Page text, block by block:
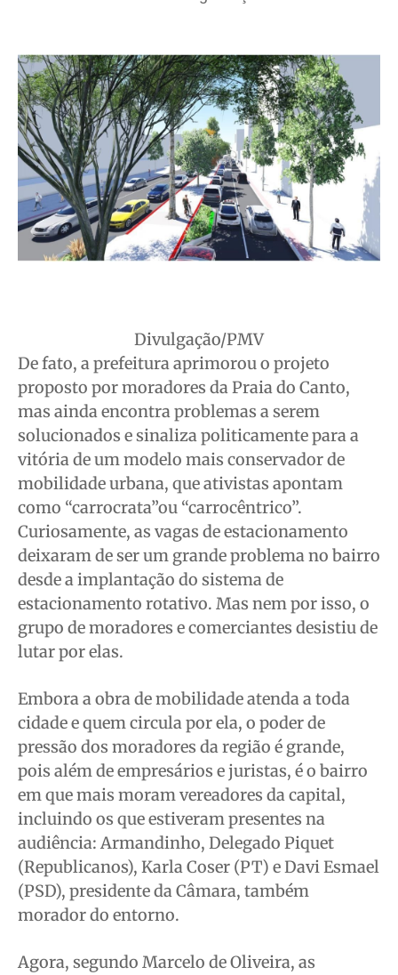
Divulgação/PMV
De fato, a prefeitura aprimorou o projeto
proposto por moradores da Praia do Canto,
mas ainda encontra problemas a serem
solucionados e sinaliza politicamente para a
vitória de um modelo mais conservador de
mobilidade urbana, que ativistas apontam
como “carrocrata”ou “carrocêntrico”.
Curiosamente, as vagas de estacionamento
deixaram de ser um grande problema no bairro
desde a implantação do sistema de
estacionamento rotativo. Mas nem por isso, o
grupo de moradores e comerciantes desistiu de
lutar por elas.
Embora a obra de mobilidade atenda a toda
cidade e quem circula por ela, o poder de
pressão dos moradores da região é grande,
pois além de empresários e juristas, é o bairro
em que mais moram vereadores da capital,
incluindo os que estiveram presentes na
audiência: Armandinho, Delegado Piquet
(Republicanos), Karla Coser (PT) e Davi Esmael
(PSD), presidente da Câmara, também
morador do entorno.
Agora, segundo Marcelo de Oliveira, as